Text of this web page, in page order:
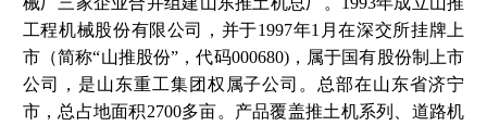
工程机械股份有限公司，并于1997年1月在深交所挂牌上
市（简称“山推股份”，代码000680)，属于国有股份制上市
公司，是山东重工集团权属子公司。总部在山东省济宁
市，总占地面积2700多亩。产品覆盖推土机系列、道路机